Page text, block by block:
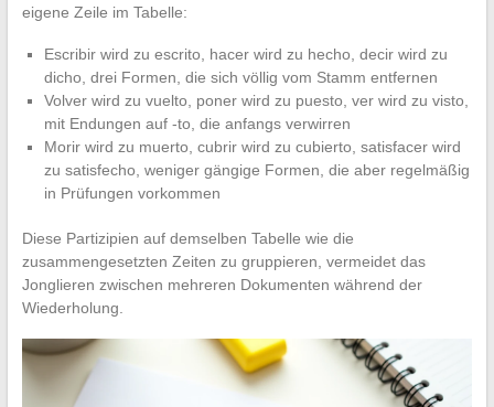
eigene Zeile im Tabelle:
Escribir wird zu escrito, hacer wird zu hecho, decir wird zu
dicho, drei Formen, die sich völlig vom Stamm entfernen
Volver wird zu vuelto, poner wird zu puesto, ver wird zu visto,
mit Endungen auf -to, die anfangs verwirren
Morir wird zu muerto, cubrir wird zu cubierto, satisfacer wird
zu satisfecho, weniger gängige Formen, die aber regelmäßig
in Prüfungen vorkommen
Diese Partizipien auf demselben Tabelle wie die
zusammengesetzten Zeiten zu gruppieren, vermeidet das
Jonglieren zwischen mehreren Dokumenten während der
Wiederholung.